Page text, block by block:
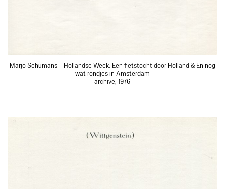
Marjo Schumans – Hollandse Week: Een fietstocht door Holland & En nog
wat rondjes in Amsterdam
archive, 1976